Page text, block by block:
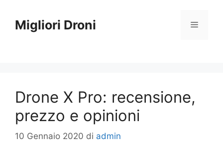
contenuto
Migliori Droni Menu
Drone X Pro: recensione,
prezzo e opinioni
10 Gennaio 2020 di admin